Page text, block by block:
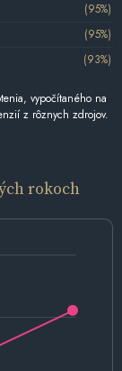
(95%)
(95%)
(93%)
vypočítaného na
z rôznych zdrojov.
rokoch